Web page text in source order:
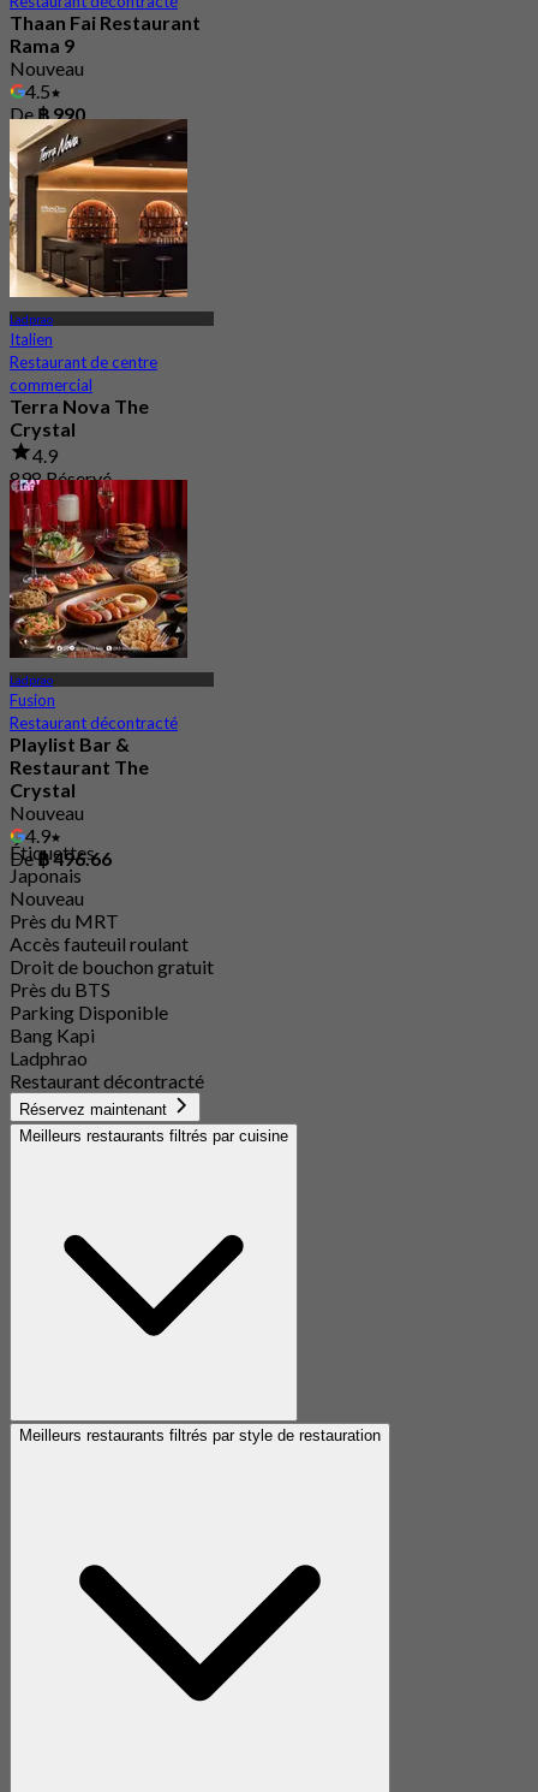
Thaan Fai Restaurant
Rama 9
Nouveau
4.5
De฿ 990
Ladprao
Italien
Restaurant de centre
commercial
Terra Nova The
Crystal
4.9
898 Réservé
De฿ 425
Ladprao
Fusion
Restaurant décontracté
Playlist Bar &
Restaurant The
Crystal
Nouveau
4.9
De฿ 496.66
Étiquettes
Japonais
Nouveau
Près du MRT
Accès fauteuil roulant
Droit de bouchon gratuit
Près du BTS
Parking Disponible
Bang Kapi
Ladphrao
Restaurant décontracté
Réservez maintenant
Meilleurs restaurants filtrés par cuisine
Meilleurs restaurants filtrés par style de restauration